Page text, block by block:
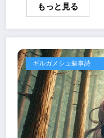
もっと見る
ギルガメシュ叙事詩